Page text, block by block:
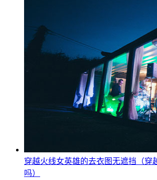
穿越火线女英雄的去衣图无遮挡（穿
吗）